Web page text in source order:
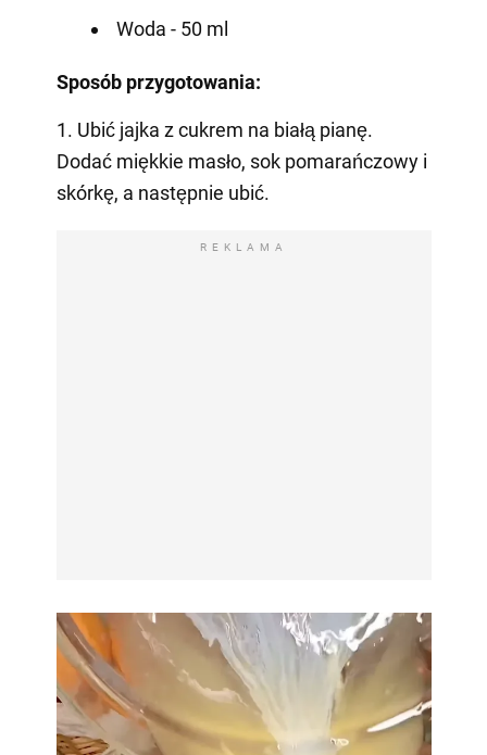
Woda - 50 ml
Sposób przygotowania:
1. Ubić jajka z cukrem na białą pianę.
Dodać miękkie masło, sok pomarańczowy i
skórkę, a następnie ubić.
REKLAMA